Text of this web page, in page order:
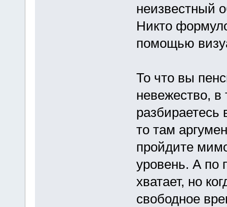
неизвестный
Никто
помощью
То что вы
невежество,
разбираетесь
то там
пройдите
уровень. А по
хватает, но
свободное